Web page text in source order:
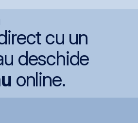
cu un
deschide
online.